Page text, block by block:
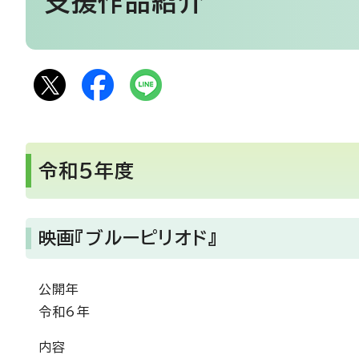
令和5年度
映画『ブルーピリオド』
公開年
令和6年
内容